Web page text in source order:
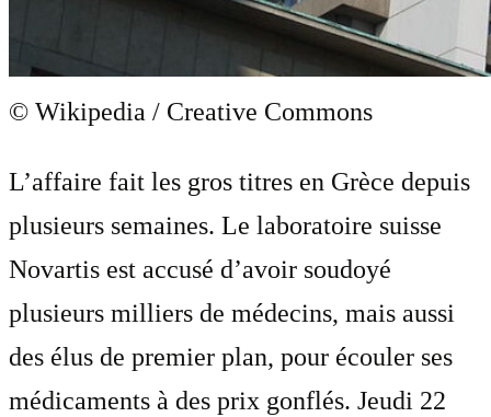
© Wikipedia / Creative Commons
L’affaire fait les gros titres en Grèce depuis
plusieurs semaines. Le laboratoire suisse
Novartis est accusé d’avoir soudoyé
plusieurs milliers de médecins, mais aussi
des élus de premier plan, pour écouler ses
médicaments à des prix gonflés. Jeudi 22